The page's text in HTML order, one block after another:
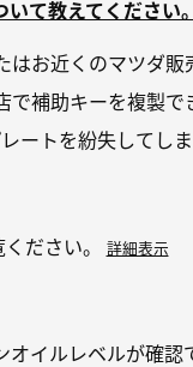
て教えてください。
お近くのマツダ
補助キーを複製
ートを紛失してし
ださい。 詳細表示
イルレベルが確